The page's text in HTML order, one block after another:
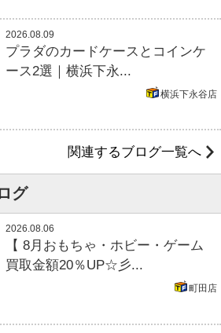
2026.08.09
プラダのカードケースとコインケ
ース2選｜横浜下永...
横浜下永谷店
関連するブログ一覧へ
グ
2026.08.06
【 8月おもちゃ・ホビー・ゲーム
買取金額20％UP☆彡...
町田店